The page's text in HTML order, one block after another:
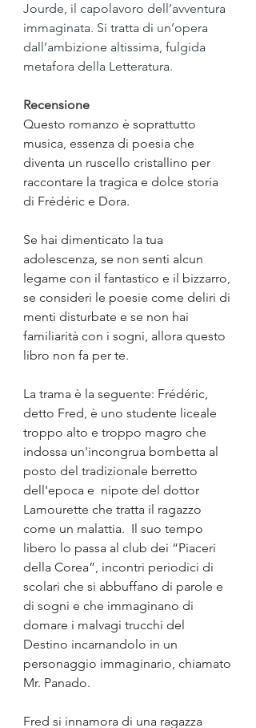
Jourde, il capolavoro dell’avventura
immaginata. Si tratta di un’opera
dall’ambizione altissima, fulgida
metafora della Letteratura.
Recensione
Questo romanzo è soprattutto
musica, essenza di poesia che
diventa un ruscello cristallino per
raccontare la tragica e dolce storia
di Frédéric e Dora.
Se hai dimenticato la tua
adolescenza, se non senti alcun
legame con il fantastico e il bizzarro,
se consideri le poesie come deliri di
menti disturbate e se non hai
familiarità con i sogni, allora questo
libro non fa per te.
La trama è la seguente: Frédéric,
detto Fred, è uno studente liceale
troppo alto e troppo magro che
indossa un'incongrua bombetta al
posto del tradizionale berretto
dell'epoca e  nipote del dottor
Lamourette che tratta il ragazzo
come un malattia.  Il suo tempo
libero lo passa al club dei “Piaceri
della Corea”, incontri periodici di
scolari che si abbuffano di parole e
di sogni e che immaginano di
domare i malvagi trucchi del
Destino incarnandolo in un
personaggio immaginario, chiamato
Mr. Panado.
Fred si innamora di una ragazza